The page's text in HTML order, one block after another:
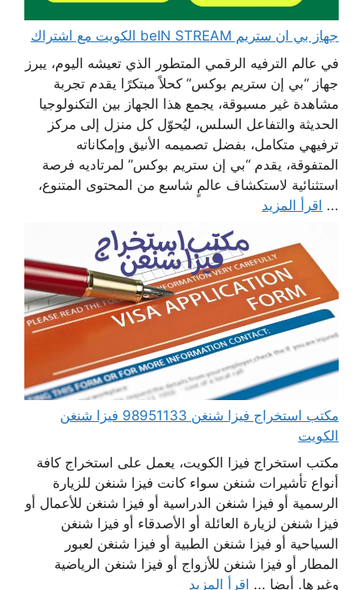
جهاز بي ان ستريم beIN STREAM الكويت مع اشتراك
في عالم الترفيه الرقمي المتطور الذي تعيشه اليوم، يبرز
جهاز “بي إن ستريم بوكس” كحلاً مبتكرًا يقدم تجربة
مشاهدة غير مسبوقة، يجمع هذا الجهاز بين التكنولوجيا
الحديثة والتفاعل السلس، ليُحوّل كل منزل إلى مركز
ترفيهي متكامل، بفضل تصميمه الأنيق وإمكاناته
المتفوقة، يقدم “بي إن ستريم بوكس” لمرتاديه فرصة
استثنائية لاستكشاف عالمٍ شاسع من المحتوى المتنوع،
... اقرأ المزيد
مكتب استخراج فيزا شنغن 98951133 فيزا شنغن
الكويت
مكتب استخراج فيزا الكويت، يعمل على استخراج كافة
أنواع تأشيرات شنغن سواء كانت فيزا شنغن للزيارة
الرسمية أو فيزا شنغن الدراسية أو فيزا شنغن للأعمال أو
فيزا شنغن لزيارة العائلة أو الأصدقاء أو فيزا شنغن
السياحية أو فيزا شنغن الطبية أو فيزا شنغن لعبور
المطار أو فيزا شنغن للأزواج أو فيزا شنغن الرياضية
وغيرها. أيضا ... اقرأ المزيد